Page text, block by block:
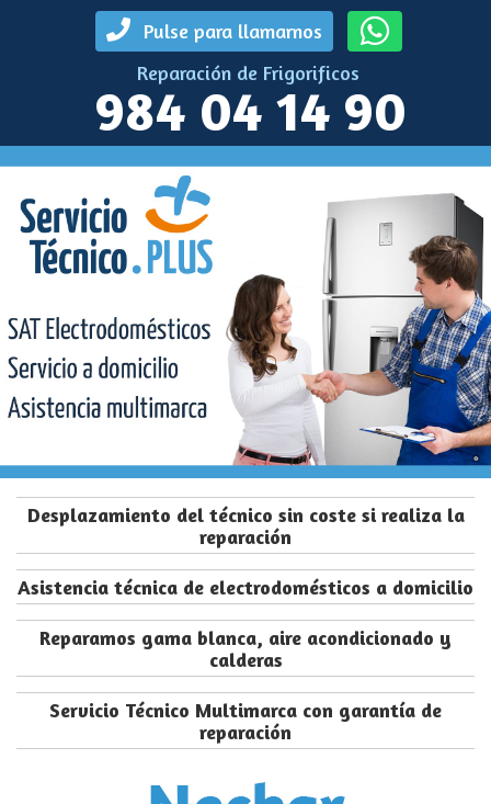
Pulse para llamarnos
Reparación de Frigorificos
984 04 14 90
Desplazamiento del técnico sin coste si realiza la
reparación
Asistencia técnica de electrodomésticos a domicilio
Reparamos gama blanca, aire acondicionado y
calderas
Servicio Técnico Multimarca con garantía de
reparación